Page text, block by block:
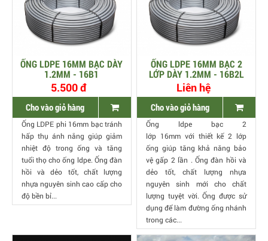
ỐNG LDPE 16MM BẠC DÀY
1.2MM - 16B1
5.500 đ
Cho vào giỏ hàng
Ống LDPE phi 16mm bạc tránh
hấp thụ ánh nắng giúp giảm
nhiệt độ trong ống và tăng
tuổi thọ cho ống ldpe. Ống đàn
hồi và dẻo tốt, chất lượng
nhựa nguyên sinh cao cấp cho
độ bền bỉ...
ỐNG LDPE 16MM BẠC 2
LỚP DÀY 1.2MM - 16B2L
Liên hệ
Cho vào giỏ hàng
Ống ldpe bạc 2
lớp 16mm với thiết kế 2 lớp
ống giúp tăng khả năng bảo
vệ gấp 2 lần . Ống đàn hồi và
dẻo tốt, chất lượng nhựa
nguyên sinh mới cho chất
lượng tuyệt vời. Ống được sử
dụng để làm đường ống nhánh
trong các...